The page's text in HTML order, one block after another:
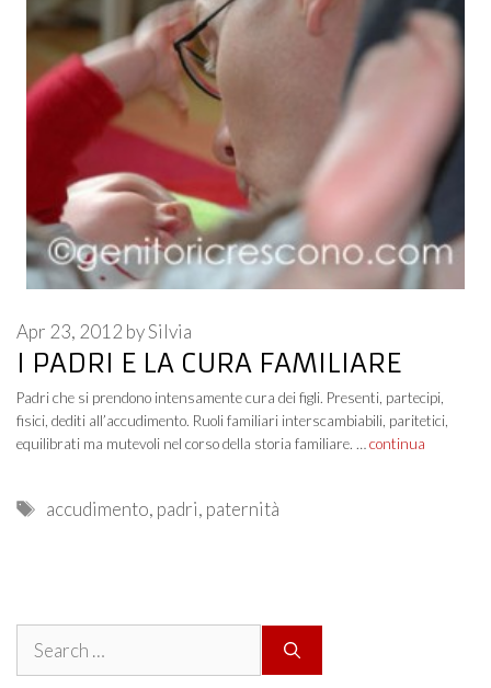
I PADRI E LA CURA FAMILIARE
Apr 23, 2012 bySilvia
Padri che si prendono intensamente cura dei figli. Presenti, partecipi,
fisici, dediti all’accudimento. Ruoli familiari interscambiabili, paritetici,
equilibrati ma mutevoli nel corso della storia familiare. … continua
Tags
accudimento, padri, paternità
Search